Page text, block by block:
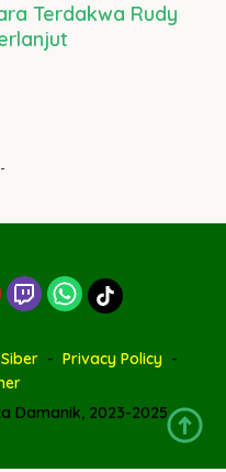
Terdakwa Rudy
-
Privacy Policy
Damanik, 2023-2025